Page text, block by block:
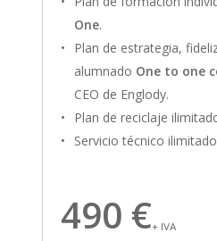
One.
Plan de estrategia,
alumnado One to one
CEO de Englody.
Plan de reciclaje
Servicio técnico
490 €+ IVA